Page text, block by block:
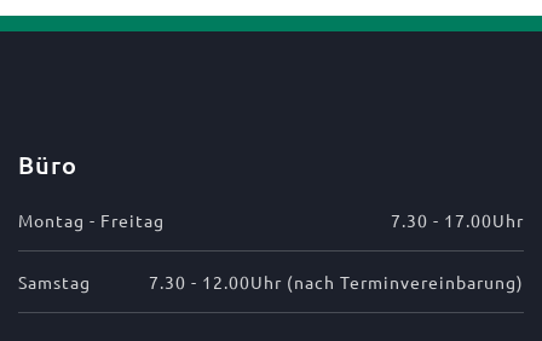
Büro
Montag - Freitag 7.30 - 17.00Uhr
Samstag 7.30 - 12.00Uhr (nach Terminvereinbarung)